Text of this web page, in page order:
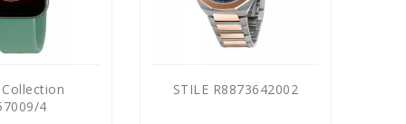
4
STILE R8873642002